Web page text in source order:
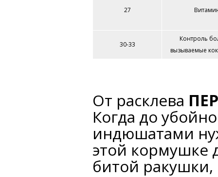
27
30-33
Контроль
вызываемые
От расклева
Когда до
индюшатами
этой кормушке
битой ракушки,